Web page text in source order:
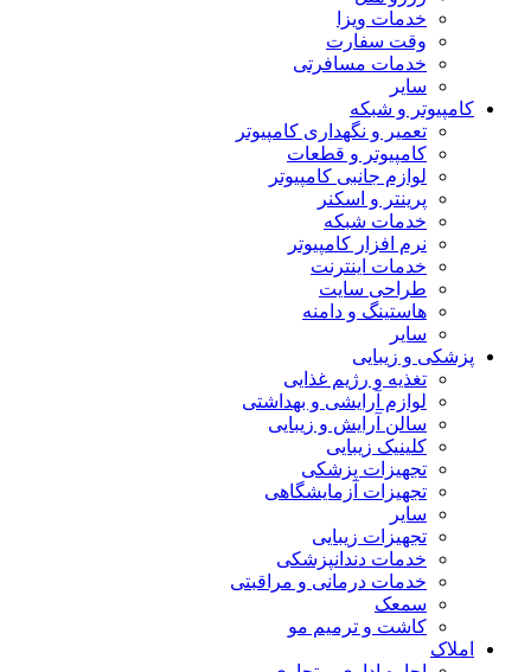
خدمات ویزا
وقت سفارت
خدمات مسافرتی
سایر
کامپیوتر و شبکه
تعمیر و نگهداری کامپیوتر
کامپیوتر و قطعات
لوازم جانبی کامپیوتر
پرینتر و اسکنر
خدمات شبکه
نرم افزار کامپیوتر
خدمات اینترنت
طراحی سایت
هاستینگ و دامنه
سایر
پزشکی و زیبایی
تغذیه و رژیم غذایی
لوازم آرایشی و بهداشتی
سالن آرایش و زیبایی
کلینیک زیبایی
تجهیزات پزشکی
تجهیزات آزمایشگاهی
سایر
تجهیزات زیبایی
خدمات دندانپزشکی
خدمات درمانی و مراقبتی
سمعک
کاشت و ترمیم مو
املاک